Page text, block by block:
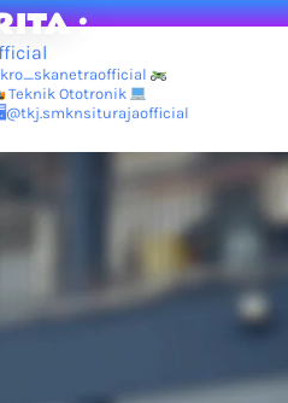
:
Teknik Ototronik